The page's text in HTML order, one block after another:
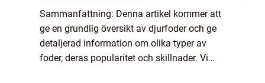
Sammanfattning: Denna artikel kommer att
ge en grundlig översikt av djurfoder och ge
detaljerad information om olika typer av
foder, deras popularitet och skillnader. Vi